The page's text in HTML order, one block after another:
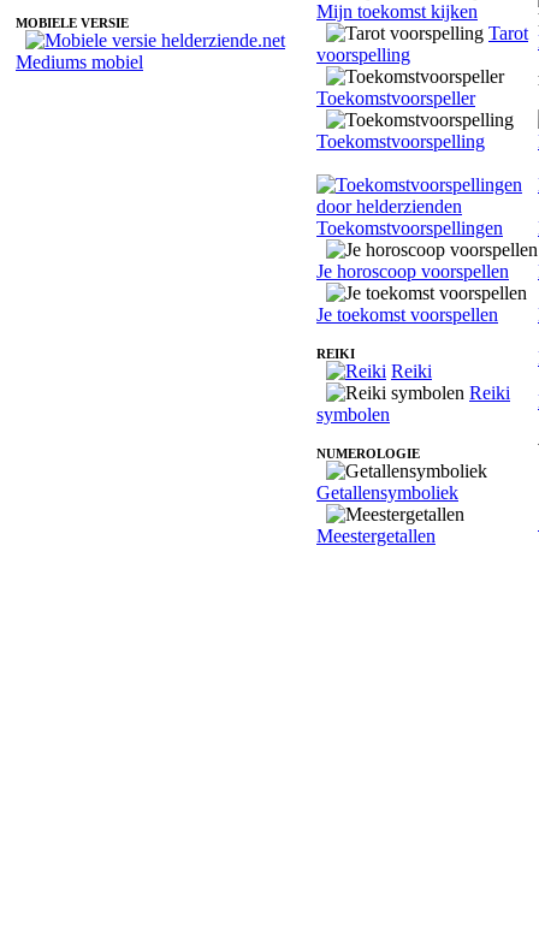
MOBIELE VERSIE
Mediums mobiel
Mijn toekomst kijken
Tarot
voorspelling
Toekomstvoorspeller
Toekomstvoorspelling
Toekomstvoorspellingen
Je horoscoop voorspellen
Je toekomst voorspellen
REIKI
Reiki
Reiki
symbolen
NUMEROLOGIE
Getallensymboliek
Meestergetallen